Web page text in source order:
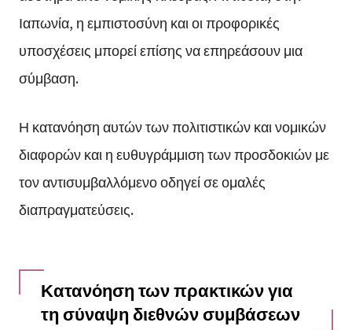
Ιαπωνία, η εμπιστοσύνη και οι προφορικές
υποσχέσεις μπορεί επίσης να επηρεάσουν μια
σύμβαση.
Η κατανόηση αυτών των πολιτιστικών και νομικών
διαφορών και η ευθυγράμμιση των προσδοκιών με
τον αντισυμβαλλόμενο οδηγεί σε ομαλές
διαπραγματεύσεις.
Κατανόηση των πρακτικών για
τη σύναψη διεθνών συμβάσεων